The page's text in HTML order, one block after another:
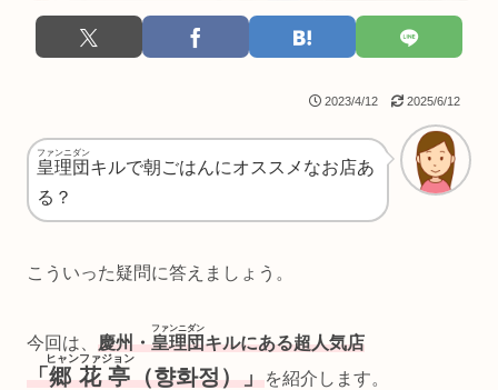
2023/4/12 2025/6/12
皇理団
ファンニダン
キルで朝ごはんにオススメなお店あ
る？
こういった疑問に答えましょう。
今回は、 慶州・皇理団
ファンニダン
キルにある超人気店
「郷花亭
ヒャンファジョン
（향화정）」を紹介します。